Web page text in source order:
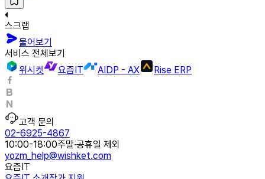
스크랩
물어보기
서비스 전체보기
위시켓
요즘IT AIDP - AX Rise ERP
고객 문의
02-6925-4867
10:00-18:00주말·공휴일 제외
yozm_help@wishket.com
요즘IT